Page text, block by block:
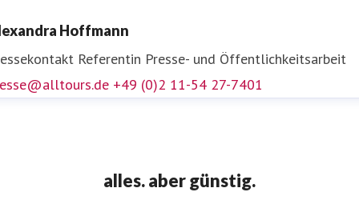
presse@alltours.de
Hoffmann
Referentin Presse- und Öffentlichkeitsarbeit
+49 (0)2 11-54 27-7401
alles. aber günstig.